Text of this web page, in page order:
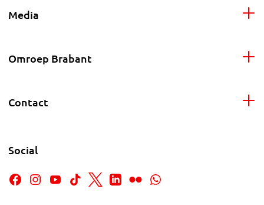
Media
Omroep Brabant
Contact
Social